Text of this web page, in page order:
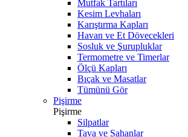
Mutfak Tartıları
Kesim Levhaları
Karıştırma Kapları
Havan ve Et Dövecekleri
Sosluk ve Şurupluklar
Termometre ve Timerlar
Ölçü Kapları
Bıçak ve Masatlar
Tümünü Gör
Pişirme
Pişirme
Silpatlar
Tava ve Sahanlar